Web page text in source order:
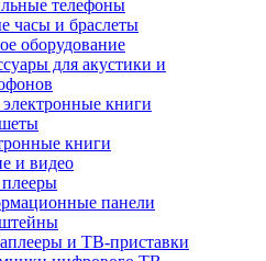
телефоны
часы и браслеты
оборудование
для акустики и
книги
книги
и видео
панели
и ТВ-приставки